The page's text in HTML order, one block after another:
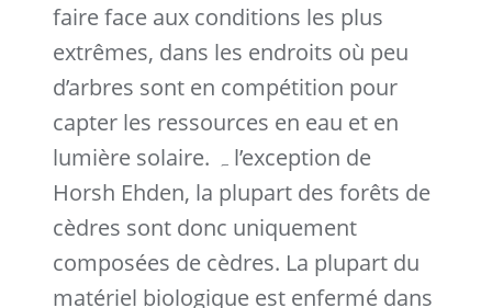
faire face aux conditions les plus
extrêmes, dans les endroits où peu
d’arbres sont en compétition pour
capter les ressources en eau et en
lumière solaire. ہ l’exception de
Horsh Ehden, la plupart des forêts de
cèdres sont donc uniquement
composées de cèdres. La plupart du
matériel biologique est enfermé dans